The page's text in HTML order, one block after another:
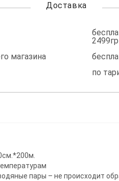
Доставка
магазина
по
пары – не происходит